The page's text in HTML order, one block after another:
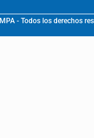
- Todos los derechos